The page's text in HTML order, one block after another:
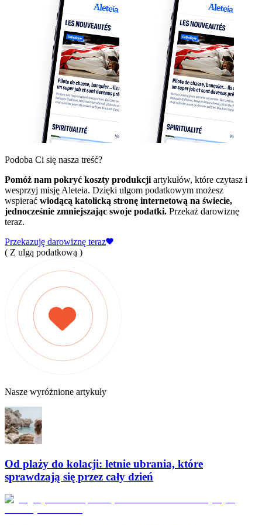
Podoba Ci się nasza treść?
Pomóż nam pokryć koszty produkcji artykułów, które czytasz i
wesprzyj misję Aleteia. Dzięki ulgom podatkowym możesz
wspierać wiodącą katolicką stronę internetową na świecie,
jednocześnie zmniejszając swoje podatki. Przekaż darowiznę
teraz.
Przekazuję darowiznę teraz
( Z ulgą podatkową )
Nasze wyróżnione artykuły
Od plaży do kolacji: letnie ubrania, które
sprawdzają się przez cały dzień